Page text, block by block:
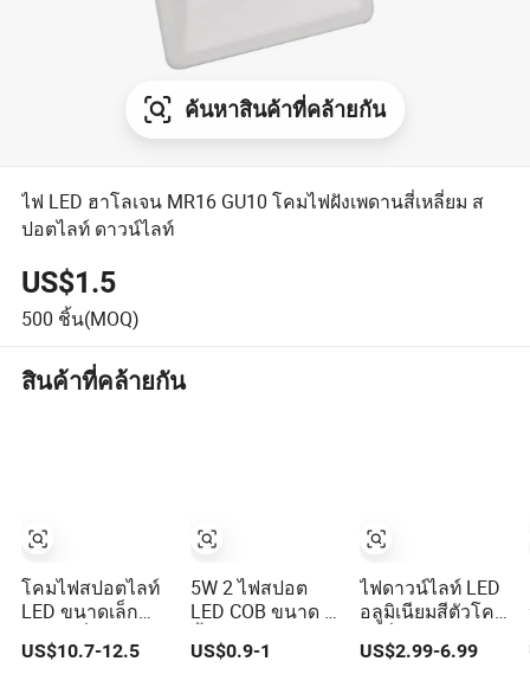
ค้นหาสินค้าที่คล้ายกัน
ไฟ LED ฮาโลเจน MR16 GU10 โคมไฟฝังเพดานสี่เหลี่ยม ส
ปอตไลท์ ดาวน์ไลท์
US$1.5
500 ชิ้น(MOQ)
สินค้าที่คล้ายกัน
โคมไฟสปอตไลท์
LED ขนาดเล็ก
ภายในที่ได้รับการ
รับรอง CE RoHS
US$10.7-12.5
5W 2 ไฟสปอต
LED COB ขนาด 1
นิ้ว 3000-6000K
AC185-265V แสง
US$0.9-1
ไฟดาวน์ไลท์ LED
อลูมิเนียมสีตัวโคม
ไฟที่มีความสว่าง
สูง 12W สปอตไลท์
US$2.99-6.99